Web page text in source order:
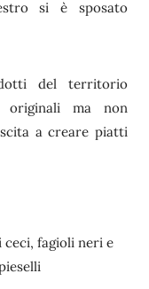
si è sposato
del territorio
originali ma non
a creare piatti
ceci, fagioli neri e